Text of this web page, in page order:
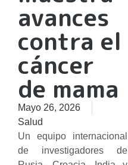
avances
contra el
cáncer
de mama
Mayo 26, 2026
Salud
Un equipo internacional
de investigadores de